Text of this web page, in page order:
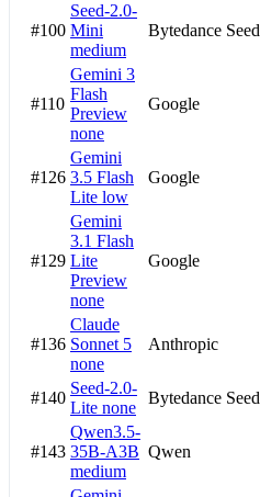
#100
Seed-2.0-
Mini
medium
Bytedance Seed
#110
Gemini 3
Flash
Preview
none
Google
#126
Gemini
3.5 Flash
Lite low
Google
#129
Gemini
3.1 Flash
Lite
Preview
none
Google
#136
Claude
Sonnet 5
none
Anthropic
#140
Seed-2.0-
Lite none
Bytedance Seed
#143
Qwen3.5-
35B-A3B
medium
Qwen